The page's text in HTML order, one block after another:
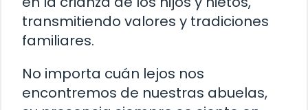
transmitiendo valores y tradiciones
familiares.
No importa cuán lejos nos
encontremos de nuestras abuelas,